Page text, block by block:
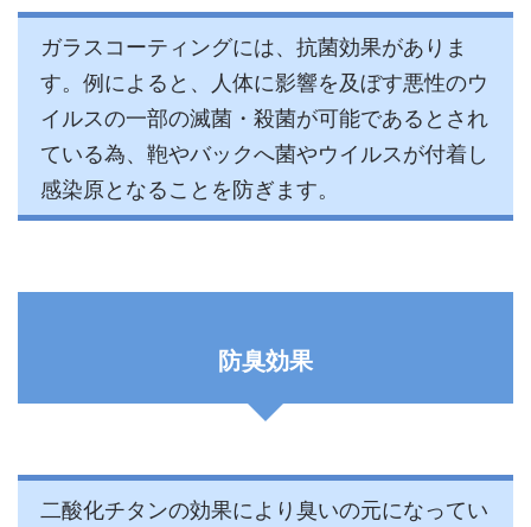
ガラスコーティングには、抗菌効果がありま
す。例によると、人体に影響を及ぼす悪性のウ
イルスの一部の滅菌・殺菌が可能であるとされ
ている為、鞄やバックへ菌やウイルスが付着し
感染原となることを防ぎます。
防臭効果
二酸化チタンの効果により臭いの元になってい